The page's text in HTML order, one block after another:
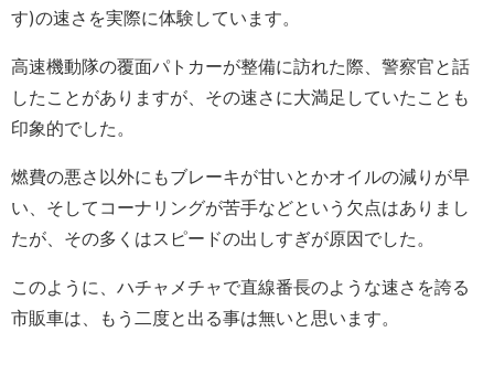
す)の速さを実際に体験しています。
高速機動隊の覆面パトカーが整備に訪れた際、警察官と話
したことがありますが、その速さに大満足していたことも
印象的でした。
燃費の悪さ以外にもブレーキが甘いとかオイルの減りが早
い、そしてコーナリングが苦手などという欠点はありまし
たが、その多くはスピードの出しすぎが原因でした。
このように、ハチャメチャで直線番長のような速さを誇る
市販車は、もう二度と出る事は無いと思います。